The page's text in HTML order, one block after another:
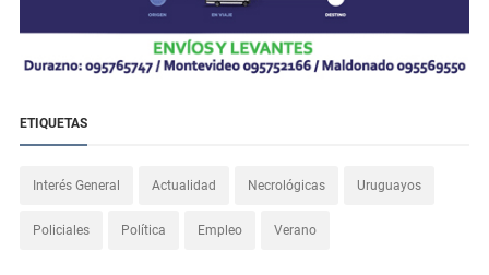
ETIQUETAS
Interés General Actualidad Necrológicas Uruguayos
Policiales Política Empleo Verano